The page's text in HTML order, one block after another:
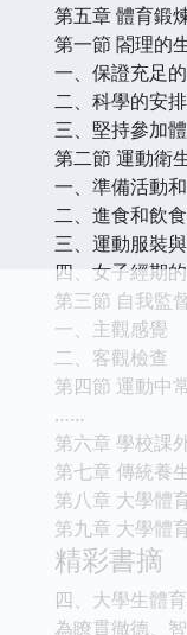
第五章 體育鍛
第一節 閤理的
一、保證充足
二、科學的安
三、堅持參加
第二節 運動衛
一、準備活動
二、進食和飲
三、運動服裝
四、女子經期
第三節 自我監
一、主觀感覺
二、客觀檢查
第四節 運動中
……
第六章 學校課
第七章 傳統養
第八章 大學體
第九章 大學體
精彩書摘
四、大學生體
為瞭貫徹德、